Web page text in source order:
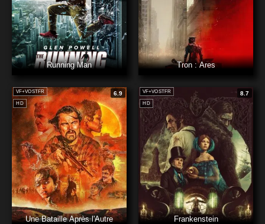
Running Man Tron : Ares
HD
VF+VOSTFR 6.9
Une Bataille Après l'Autre
HD
VF+VOSTFR 8.7
Frankenstein